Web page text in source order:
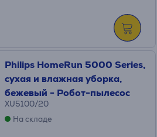
Philips HomeRun 5000 Series,
сухая и влажная уборка,
бежевый - Робот-пылесос
XU5100/20
На складе